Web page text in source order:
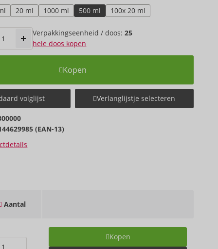
20 ml 1000 ml 500 ml 100x 20 ml
Verpakkings­eenheid / doos:25
hele doos kopen
Kopen
volglijst Verlanglijstje selecteren
(EAN-13)
Aantal
Kopen